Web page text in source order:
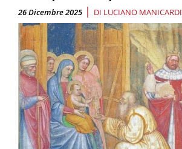
26 Dicembre 2025 | DI LUCIANO MANICARDI